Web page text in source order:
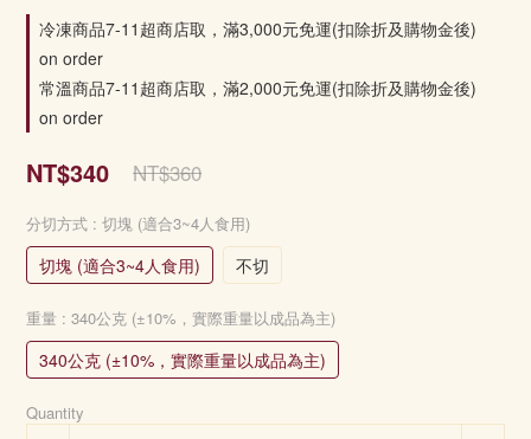
冷凍商品7-11超商店取，滿3,000元免運(扣除折及購物金後)
on order
常溫商品7-11超商店取，滿2,000元免運(扣除折及購物金後)
on order
NT$340 NT$360
分切方式 : 切塊 (適合3~4人食用)
切塊 (適合3~4人食用) 不切
重量 : 340公克 (±10%，實際重量以成品為主)
340公克 (±10%，實際重量以成品為主)
Quantity